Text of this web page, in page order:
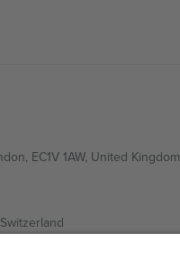
EC1V 1AW, United Kingdom